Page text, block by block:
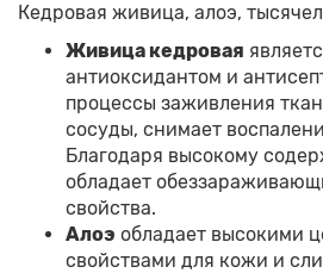
Кедровая живица, алоэ,
Живица кедровая
антиоксидантом и
процессы заживления
сосуды, снимает
Благодаря высокому
обладает
свойства.
Алоэ обладает высокими
свойствами для кожи и